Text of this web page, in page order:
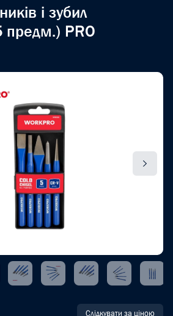
і зубил
предм.) PRO
Слідкувати за ціною